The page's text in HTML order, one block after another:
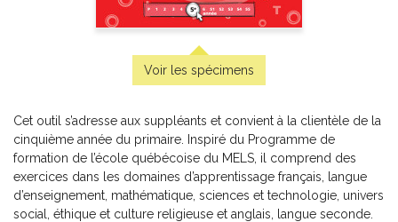
Voir les spécimens
Cet outil s’adresse aux suppléants et convient à la clientèle de la
cinquième année du primaire. Inspiré du Programme de
formation de l’école québécoise du MELS, il comprend des
exercices dans les domaines d’apprentissage français, langue
d’enseignement, mathématique, sciences et technologie, univers
social, éthique et culture religieuse et anglais, langue seconde.